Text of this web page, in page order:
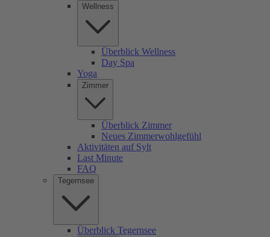
Wellness
Überblick Wellness
Day Spa
Yoga
Zimmer
Überblick Zimmer
Neues Zimmerwohlgefühl
Aktivitäten auf Sylt
Last Minute
FAQ
Tegernsee
Überblick Tegernsee